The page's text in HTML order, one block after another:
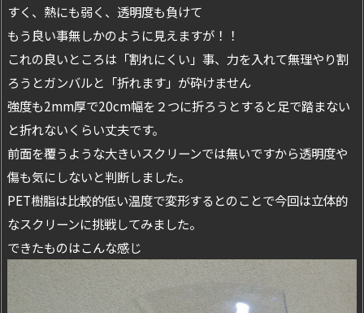
すく、熱にも弱く、透明度も負けて
もう良い事無しかのように見えますが！！
これの良いところは「割れにくい」事、力を入れて無理やり割
ろうとガンバルと「折れます」が砕けません
強度も2mm厚で20cm幅を２つに折ろうとすると足で踏まない
と折れないくらい丈夫です。
前面を覆うような大きいスクリーンでは無いですから透明度や
傷も気にしないと判断しました。
PET樹脂は比較的低い温度で変形するとのことで今回は立体的
なスクリーンに挑戦してみました。
できたものはこんな感じ